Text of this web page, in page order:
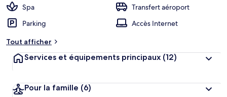
Spa
Transfert aéroport
Parking
Accès Internet
Tout afficher
Services et équipements principaux (12)
Pour la famille (6)